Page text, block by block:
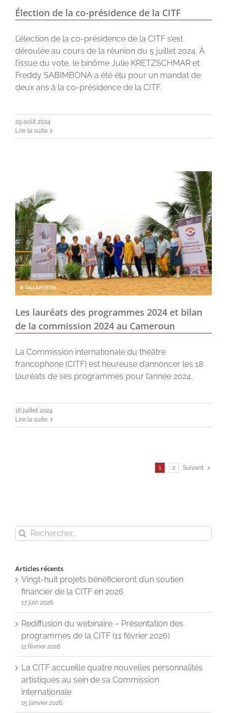
Élection de la co-présidence de la CITF
L’élection de la co-présidence de la CITF s’est
déroulée au cours de la réunion du 5 juillet 2024. À
l’issue du vote, le binôme Julie KRETZSCHMAR et
Freddy SABIMBONA a été élu pour un mandat de
deux ans à la co-présidence de la CITF.
29 août 2024
Lire la suite
Les lauréats des programmes 2024 et bilan
de la commission 2024 au Cameroun
La Commission internationale du théâtre
francophone (CITF) est heureuse d’annoncer les 18
lauréats de ses programmes pour l’année 2024.
16 juillet 2024
Lire la suite
1 2 Suivant
Rechercher
Articles récents
Vingt-huit projets bénéficieront d’un soutien
financier de la CITF en 2026
17 juin 2026
Rediffusion du webinaire – Présentation des
programmes de la CITF (11 février 2026)
11 février 2026
La CITF accueille quatre nouvelles personnalités
artistiques au sein de sa Commission
internationale
15 janvier 2026